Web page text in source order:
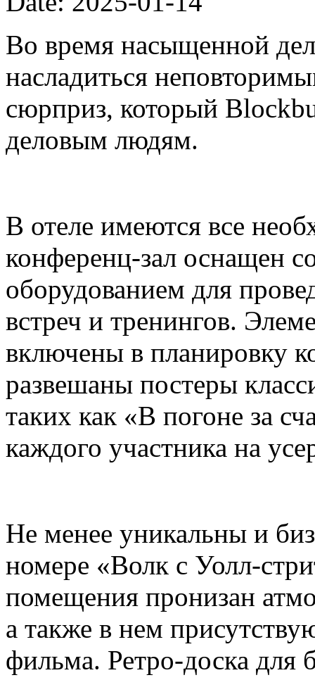
Во время насыщенной
насладиться
сюрприз, который
деловым людям.
В отеле имеются все
конференц-зал оснащен
оборудованием для
встреч и тренингов.
включены в планировку
развешаны постеры
таких как «В погоне за
каждого участника на
Не менее уникальны и
номере «Волк с Уолл-
помещения пронизан
а также в нем
фильма. Ретро-доска для